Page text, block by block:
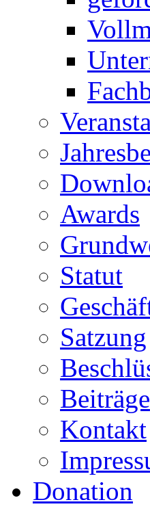
Awards
Statut
Satzung
Beiträge
Kontakt
Donation